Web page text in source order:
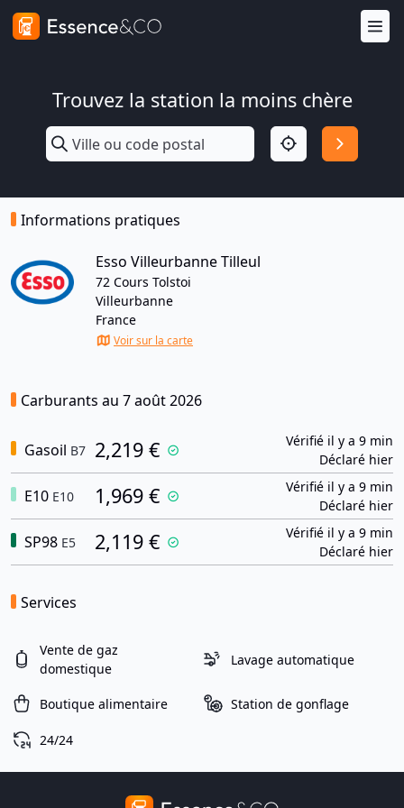
Trouvez la station la moins chère
Informations pratiques
Esso Villeurbanne Tilleul
72 Cours Tolstoi
Villeurbanne
France
Voir sur la carte
Carburants au 7 août 2026
Gasoil B7 2,219 €
Vérifié il y a 9 min
Déclaré hier
E10 E10 1,969 €
Vérifié il y a 9 min
Déclaré hier
SP98 E5 2,119 €
Vérifié il y a 9 min
Déclaré hier
Services
Vente de gaz
domestique
Lavage automatique
Boutique alimentaire Station de gonflage
24/24